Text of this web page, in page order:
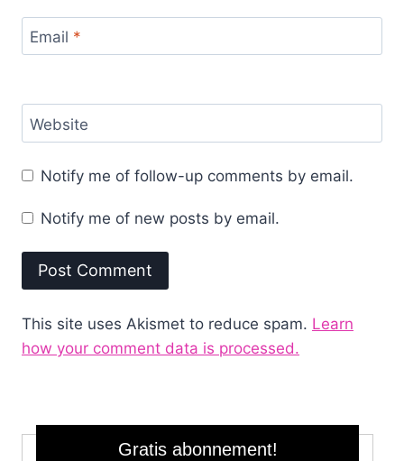
Email *
Website
Notify me of follow-up comments by email.
Notify me of new posts by email.
This site uses Akismet to reduce spam. Learn
how your comment data is processed.
Gratis abonnement!